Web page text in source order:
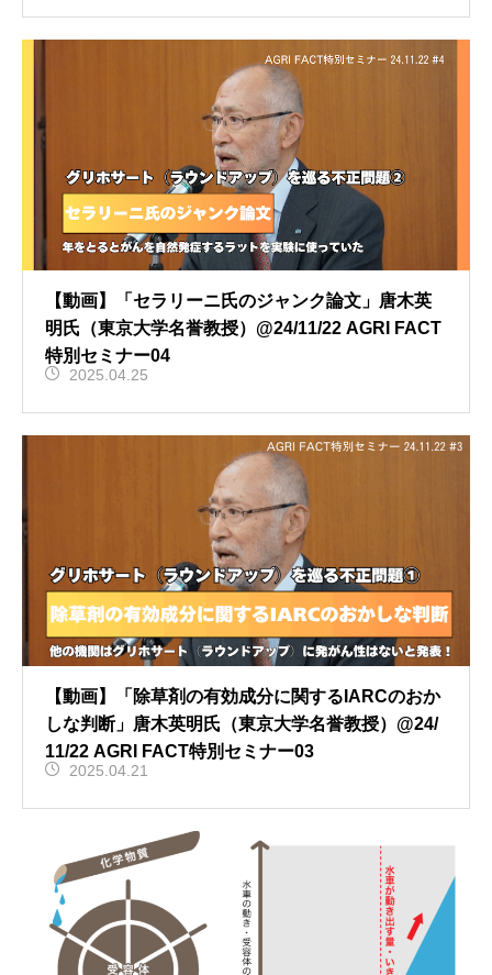
【動画】「セラリーニ氏のジャンク論文」唐木英
明氏（東京大学名誉教授）@24/11/22 AGRI FACT
特別セミナー04
2025.04.25
【動画】「除草剤の有効成分に関するIARCのおか
しな判断」唐木英明氏（東京大学名誉教授）@24/
11/22 AGRI FACT特別セミナー03
2025.04.21